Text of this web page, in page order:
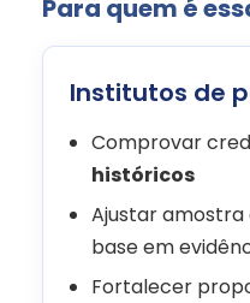
Para quem é
Institutos de
Comprovar
históricos
Ajustar
base em
Fortalecer